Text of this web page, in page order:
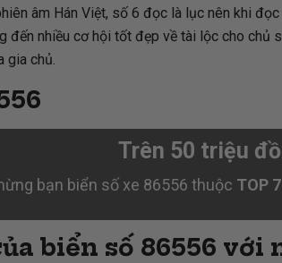
âm Hán Việt, số 6 đọc là lục nên khi
đến nhiều cơ hội tốt đẹp về tài lộc cho
gia chủ.
Trên 50 triệu
bạn biển số xe 86556 thuộc TOP
biển số 86556 với